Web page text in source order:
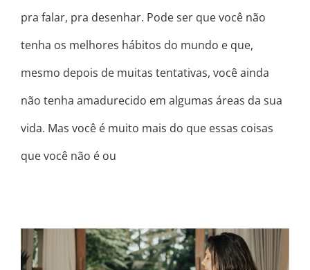
pra falar, pra desenhar. Pode ser que você não
tenha os melhores hábitos do mundo e que,
mesmo depois de muitas tentativas, você ainda
não tenha amadurecido em algumas áreas da sua
vida. Mas você é muito mais do que essas coisas
que você não é ou